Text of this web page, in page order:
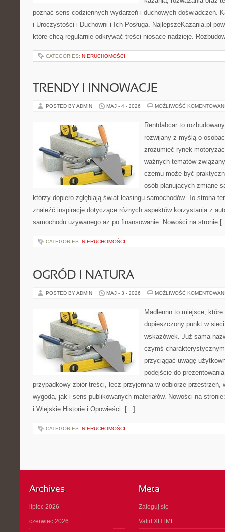
poznać sens codziennych wydarzeń i duchowych doświadczeń.
i Uroczystości i Duchowni i Ich Posługa. NajlepszeKazania.pl
które chcą regularnie odkrywać treści niosące nadzieję.
CATEGORIES: NIERUCHOMOŚCI
TRENDY I INNOWACJE
POSTED BY ADMIN MAJ - 4 - 2026 MOŻLIWOŚĆ
Rentdabcar to
rozwijany z myślą o
zrozumieć rynek
ważnych tematów
czemu może być
osób planujących zmianę
którzy dopiero zgłębiają świat leasingu samochodów. To strona
znaleźć inspiracje dotyczące różnych aspektów korzystania z
samochodu używanego aż po finansowanie. Nowości na stronie
CATEGORIES: NIERUCHOMOŚCI
OGRÓD I NATURA
POSTED BY ADMIN MAJ - 3 - 2026 MOŻLIWOŚĆ
Madlennn to miejsce,
dopieszczony punkt w
wskazówek. Już sama
czymś
przyciągać uwagę
podejście do
przypadkowy zbiór treści, lecz przyjemna w odbiorze przestrzeń,
wygoda, jak i sens publikowanych materiałów. Nowości na
i Wiejskie Historie i Opowieści. […]
CATEGORIES: NIERUCHOMOŚCI
Archives
lipiec 2026
czerwiec 2026
Meta
Zaloguj się
Valid XHTML